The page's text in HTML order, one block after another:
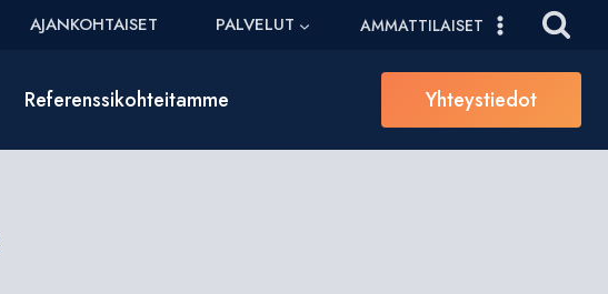
AJANKOHTAISET PALVELUT AMMATTILAISET
Referenssikohteitamme Yhteystiedot